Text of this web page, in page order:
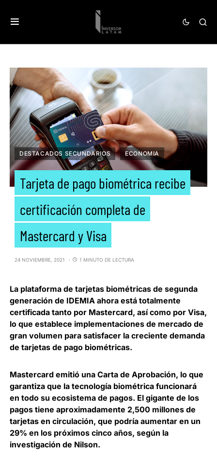
DESTACADOS SECUNDARIOS ECONOMIA
Tarjeta de pago biométrica recibe
certificación completa de
Mastercard y Visa
24 NOVIEMBRE, 2021 1 MINUTO DE LECTURA
La plataforma de tarjetas biométricas de segunda
generación de IDEMIA ahora está totalmente
certificada tanto por Mastercard, así como por Visa,
lo que establece implementaciones de mercado de
gran volumen para satisfacer la creciente demanda
de tarjetas de pago biométricas.
Mastercard emitió una Carta de Aprobación, lo que
garantiza que la tecnología biométrica funcionará
en todo su ecosistema de pagos. El gigante de los
pagos tiene aproximadamente 2,500 millones de
tarjetas en circulación, que podría aumentar en un
29% en los próximos cinco años, según la
investigación de Nilson.